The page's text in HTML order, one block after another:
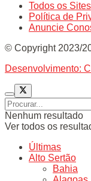
Todos os Sites
Política de
Anuncie
© Copyright 2023/
Desenvolvimento:
Nenhum resultado
Ver todos os
Últimas
Alto Sertão
Bahia